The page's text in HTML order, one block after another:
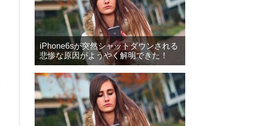
iPhone6sが突然シャットダウンされる
悲惨な原因がようやく解明できた！